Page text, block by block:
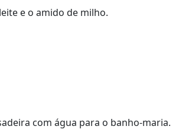
e o amido de milho.
com água para o banho-maria.